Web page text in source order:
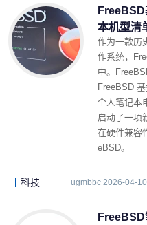
本机型清
作为一款历
作系统，
中。
FreeBSD
个人笔记本
启动了一项
在硬件兼容
eBSD。
科技 ugmbbc 2026-04-